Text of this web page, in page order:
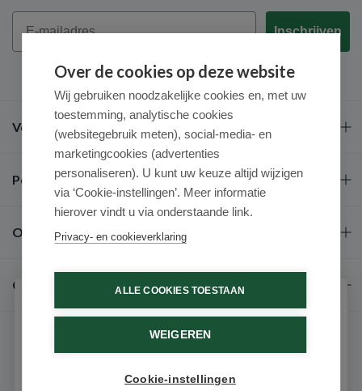
Email
Inschrijven
Veel gestelde vragen
Populaire merken
Over ons
Contact
Over de cookies op deze website
Wij gebruiken noodzakelijke cookies en, met uw
toestemming, analytische cookies
(websitegebruik meten), social-media- en
marketingcookies (advertenties
personaliseren). U kunt uw keuze altijd wijzigen
via ‘Cookie-instellingen’. Meer informatie
hierover vindt u via onderstaande link.
Privacy- en cookieverklaring
ALLE COOKIES TOESTAAN
WEIGEREN
Cookie-instellingen
Schrijf je in voor onze nieuwsbrief
Ontvang als eerste de beste aanbiedingen en persoonlijk
advies